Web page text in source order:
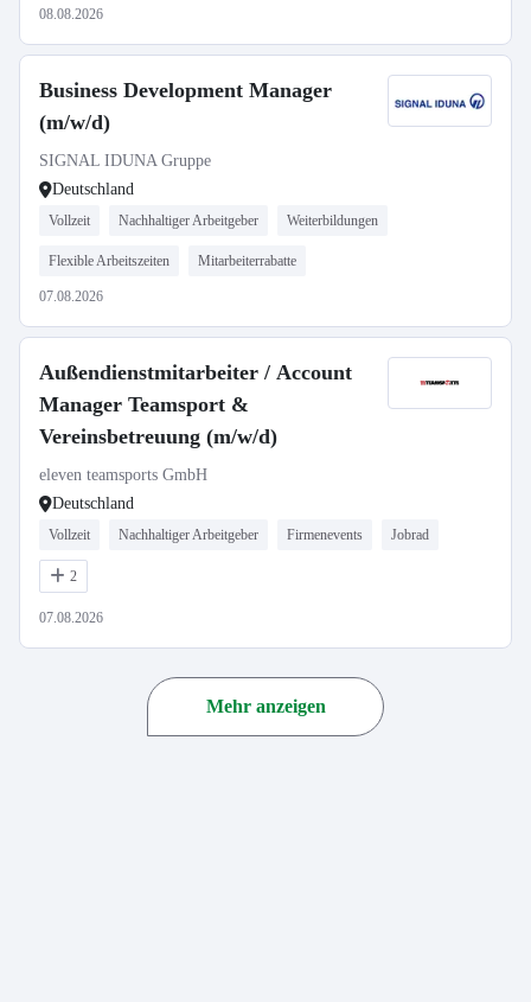
08.08.2026
Business Development Manager
(m/w/d)
SIGNAL IDUNA Gruppe
Deutschland
Vollzeit Nachhaltiger Arbeitgeber Weiterbildungen
Flexible Arbeitszeiten Mitarbeiterrabatte
07.08.2026
Außendienstmitarbeiter / Account
Manager Teamsport &
Vereinsbetreuung (m/w/d)
eleven teamsports GmbH
Deutschland
Vollzeit Nachhaltiger Arbeitgeber Firmenevents Jobrad
2
07.08.2026
Mehr anzeigen